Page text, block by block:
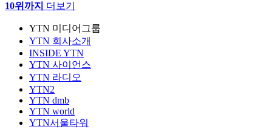
10위까지 더보기
YTN 미디어그룹
YTN 회사소개
INSIDE YTN
YTN 사이언스
YTN 라디오
YTN2
YTN dmb
YTN world
YTN서울타워